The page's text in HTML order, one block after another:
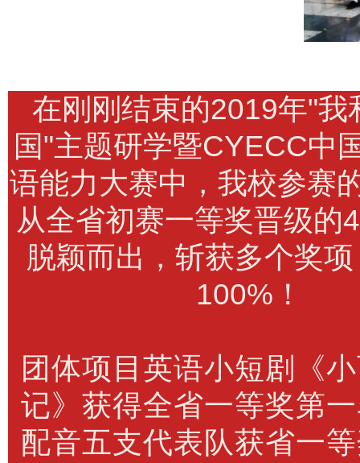
在刚刚结束的2019年"我
国"主题研学暨CYECC中
语能力大赛中，我校参赛
从全省初赛一等奖晋级的
脱颖而出，斩获多个奖
100%！
团体项目英语小短剧《
记》获得全省一等奖第
配音五支代表队获省一